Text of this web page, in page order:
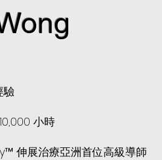
驗
小時
伸展治療亞洲首位高級導師